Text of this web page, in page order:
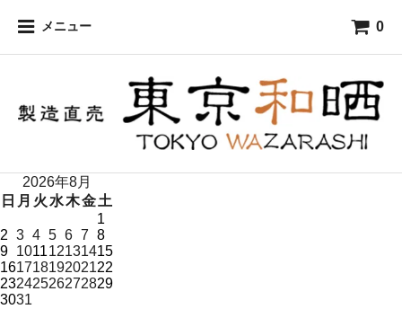
メニュー 0
2026年8月
日 月 火 水木金土
1
2 3 4 5 6 7 8
9 101112131415
16171819202122
23242526272829
3031